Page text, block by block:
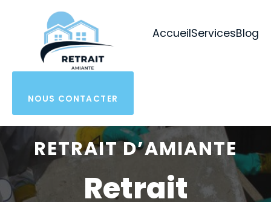
AccueilServicesBlog
NOUS CONTACTER
RETRAIT D’AMIANTE
Retrait